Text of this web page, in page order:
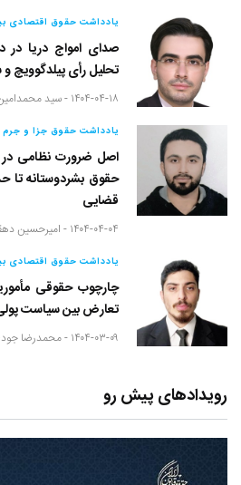
یادداشت حقوق اقتصادی
صدای امواج دریا در
تحلیل رأی پیلدگوویچ و
۱۴۰۴-۰۴-۱۸ - سید
یادداشت حقوق جزا و
اصل ضرورت نظامی در
حقوق بشردوستانه تا
قضایی
۱۴۰۴-۰۴-۰۴ - امیرحسین
یادداشت حقوق اقتصادی
چارچوب حقوقی
تعارض بین سیاست
۱۴۰۴-۰۳-۰۹ - محمدرضا
رویدادهای پیش رو